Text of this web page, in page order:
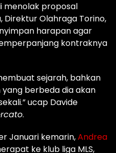
menolak proposal
Olahraga Torino,
harapan agar
kontraknya
sejarah, bahkan
berbeda dia akan
ucap Davide
.
Januari kemarin,Andrea
ke klub liga MLS,